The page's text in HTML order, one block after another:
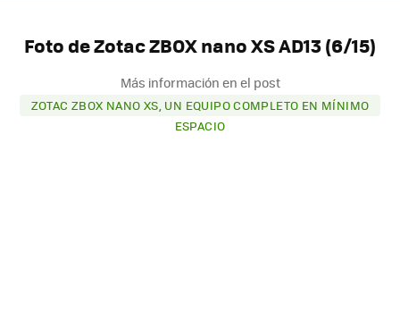
Foto de Zotac ZBOX nano XS AD13 (6/15)
Más información en el post
ZOTAC ZBOX NANO XS, UN EQUIPO COMPLETO EN MÍNIMO
ESPACIO